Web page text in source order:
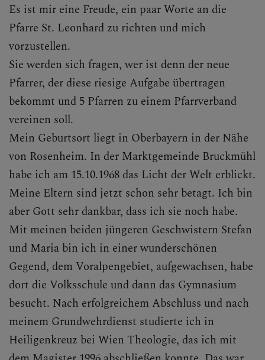
Es ist mir eine Freude, ein paar Worte an die
Pfarre St. Leonhard zu richten und mich
vorzustellen.
Sie werden sich fragen, wer ist denn der neue
Pfarrer, der diese riesige Aufgabe übertragen
bekommt und 5 Pfarren zu einem Pfarrverband
vereinen soll.
Mein Geburtsort liegt in Oberbayern in der Nähe
von Rosenheim. In der Marktgemeinde Bruckmühl
habe ich am 15.10.1968 das Licht der Welt erblickt.
Meine Eltern sind jetzt schon sehr betagt. Ich bin
aber Gott sehr dankbar, dass ich sie noch habe.
Mit meinen beiden jüngeren Geschwistern Stefan
und Maria bin ich in einer wunderschönen
Gegend, dem Voralpengebiet, aufgewachsen, habe
dort die Volksschule und dann das Gymnasium
besucht. Nach erfolgreichem Abschluss und nach
meinem Grundwehrdienst studierte ich in
Heiligenkreuz bei Wien Theologie, das ich mit